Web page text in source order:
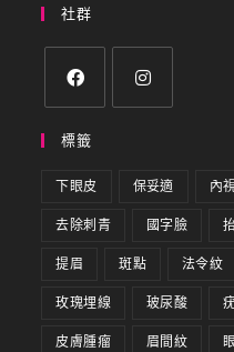
社群
標籤
下眼皮 保妥適 內
去除刺青 國字臉
提眉 斑點 法令紋
玫瑰埋線 玻尿酸
皮膚腫瘤 眉間紋